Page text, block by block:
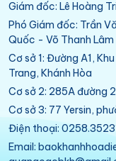
Giám đốc: Lê Hoàng
Phó Giám đốc: Trần
Quốc - Võ Thanh Lâm
Cơ sở 1: Đường A1,
Trang, Khánh Hòa
Cơ sở 2: 285A đường
Cơ sở 3: 77 Yersin,
Điện thoại:
Email: